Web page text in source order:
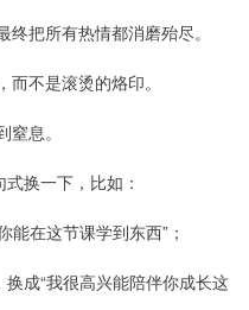
把所有热情都消磨殆尽。
不是滚烫的烙印。
息。
换一下，比如：
能在这节课学到东西”；
成“我很高兴能陪伴你成长这